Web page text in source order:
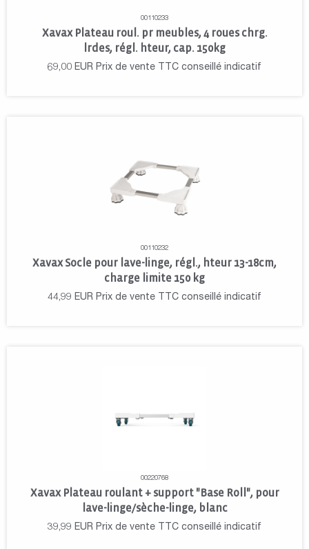
00110233
Xavax Plateau roul. pr meubles, 4 roues chrg.
lrdes, régl. hteur, cap. 150kg
69,00 EUR Prix de vente TTC conseillé indicatif
00110232
Xavax Socle pour lave-linge, régl., hteur 13-18cm,
charge limite 150 kg
44,99 EUR Prix de vente TTC conseillé indicatif
00220768
Xavax Plateau roulant + support "Base Roll", pour
lave-linge/sèche-linge, blanc
39,99 EUR Prix de vente TTC conseillé indicatif